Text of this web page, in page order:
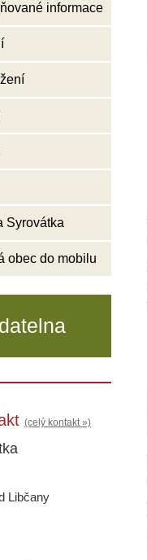
informace
Syrovátka
obec do mobilu
(celý kontakt »)
Libčany